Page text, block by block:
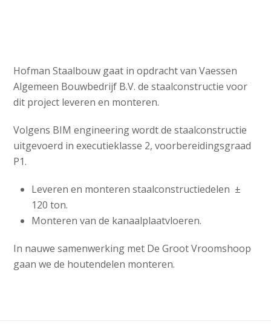
Hofman Staalbouw gaat in opdracht van Vaessen
Algemeen Bouwbedrijf B.V. de staalconstructie voor
dit project leveren en monteren.
Volgens BIM engineering wordt de staalconstructie
uitgevoerd in executieklasse 2, voorbereidingsgraad
P1.
Leveren en monteren staalconstructiedelen ±
120 ton.
Monteren van de kanaalplaatvloeren.
In nauwe samenwerking met De Groot Vroomshoop
gaan we de houtendelen monteren.